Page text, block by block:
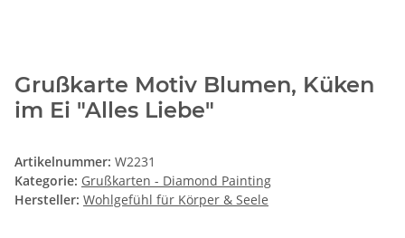
Grußkarte Motiv Blumen, Küken
im Ei "Alles Liebe"
Artikelnummer: W2231
Kategorie: Grußkarten - Diamond Painting
Hersteller: Wohlgefühl für Körper & Seele